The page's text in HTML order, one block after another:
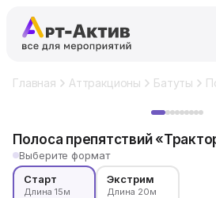
Главная Аттракционы Батуты
Полоса препятствий
Выберите формат
Старт
Длина 15м
Экстрим
Длина 20м